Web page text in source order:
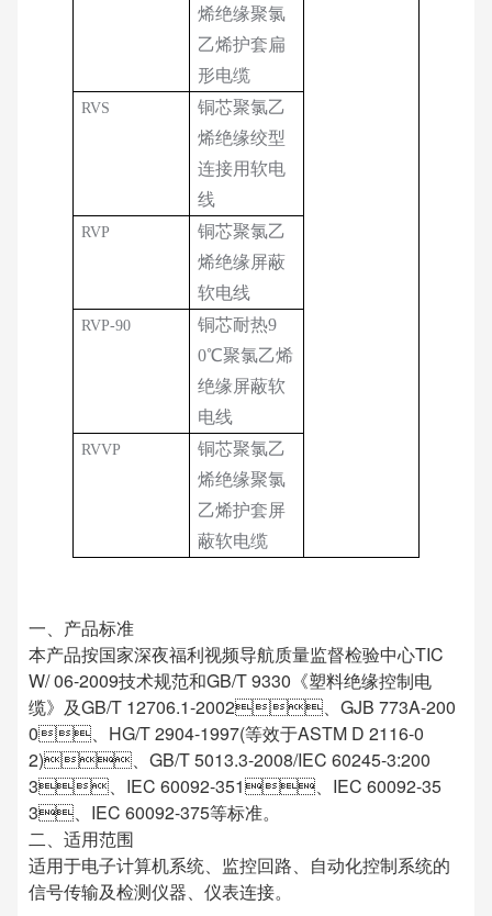
烯绝缘聚氯
乙烯护套扁
形电缆
RVS
铜芯聚氯乙
烯绝缘绞型
连接用软电
线
RVP
铜芯聚氯乙
烯绝缘屏蔽
软电线
RVP-90
铜芯耐热9
0℃聚氯乙烯
绝缘屏蔽软
电线
RVVP
铜芯聚氯乙
烯绝缘聚氯
乙烯护套屏
蔽软电缆
一、产品标准
本产品按国家深夜福利视频导航质量监督检验中心TIC
W/ 06-2009技术规范和GB/T 9330《塑料绝缘控制电
缆》及GB/T 12706.1-2002、GJB 773A-200
0、HG/T 2904-1997(等效于ASTM D 2116-0
2)、GB/T 5013.3-2008/IEC 60245-3:200
3、IEC 60092-351、IEC 60092-35
3、IEC 60092-375等标准。
二、适用范围
适用于电子计算机系统、监控回路、自动化控制系统的
信号传输及检测仪器、仪表连接。